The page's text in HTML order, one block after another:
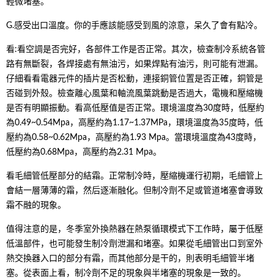
輕微堵塞。
G.感受出口溫度。你的手應該能感受到風的涼意，呆久了會有點冷。
看:看空調是否完好，各部件工作是否正常。其次，檢查制冷系統各管
路有無斷裂，各焊接處有無油污，如果焊點有油污，則可能有泄漏。
仔細看看電器元件的插片是否松動，連接銅管位置是否正確，銅管是
否碰到外殼。檢查離心風葉和軸流風葉跳動是否過大，電機和壓縮機
是否有明顯振動。看高低壓值是否正常。環境溫度為30度時，低壓約
為0.49~0.54Mpa，高壓約為1.17~1.37MPa，環境溫度為35度時，低
壓約為0.58~0.62Mpa，高壓約為1.93 Mpa。當環境溫度為43度時，
低壓約為0.68Mpa，高壓約為2.31 Mpa。
看毛細管低壓部分的結霜。正常制冷時，壓縮機運行初期，毛細管上
會結一層薄薄的霜，然后逐漸融化。但制冷劑不足或管道堵塞會導致
霜不融的現象。
值得注意的是，冬季室外換熱器在熱泵循環模式下工作時，屬于低壓
低溫部件，也可能發生制冷劑泄漏和堵塞。如果從毛細管出口到室外
熱交換器入口的部分有霜，而其他部分是干的，則表明毛細管半堵
塞。從表面上看，制冷劑不足的現象與半堵塞的現象是一致的。